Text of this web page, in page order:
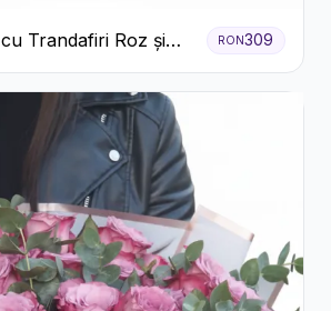
Trandafiri Roz și
RON309